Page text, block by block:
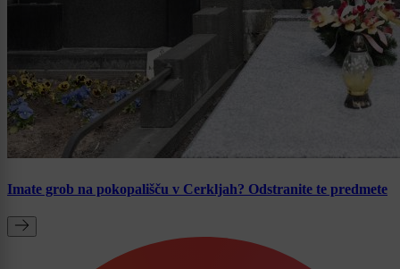
Imate grob na pokopališču v Cerkljah? Odstranite te predmete